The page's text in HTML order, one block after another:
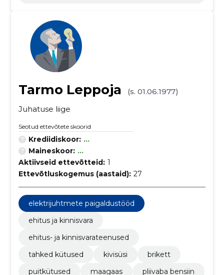
Tarmo Leppoja
(s. 01.06.1977)
Juhatuse liige
Seotud ettevõtete skoorid
Krediidiskoor: ...
Maineskoor: ...
Aktiivseid ettevõtteid: 1
Ettevõtluskogemus (aastaid): 27
elektrijuhtmete paigaldustööd
ehitus ja kinnisvara
ehitus- ja kinnisvarateenused
tahked kütused
kivisüsi
brikett
puitkütused
maagaas
pliivaba bensiin